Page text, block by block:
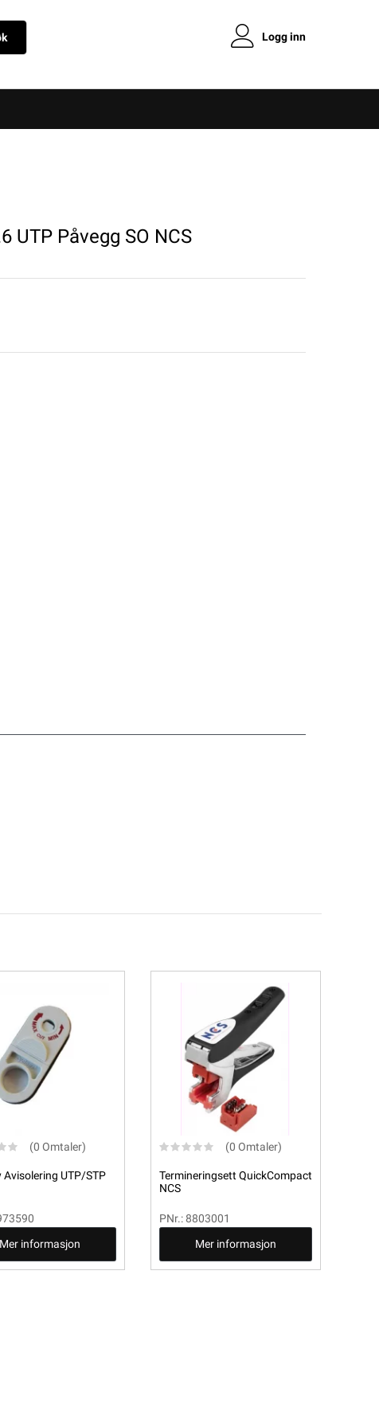
Logg inn
Påvegg SO NCS
(0 Omtaler)
Avisolering UTP/STP
Mer informasjon
(0 Omtaler)
Termineringsett QuickCompact
NCS
PNr.: 8803001
Mer informasjon